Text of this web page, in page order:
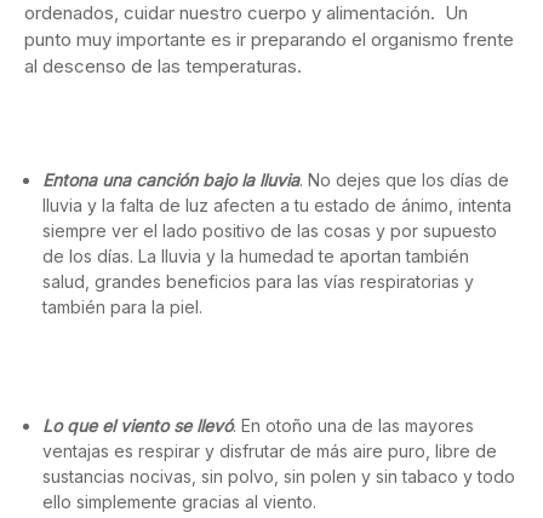
ordenados, cuidar nuestro cuerpo y alimentación. Un
punto muy importante es ir preparando el organismo frente
al descenso de las temperaturas.
Entona una canción bajo la lluvia. No dejes que los días de
lluvia y la falta de luz afecten a tu estado de ánimo, intenta
siempre ver el lado positivo de las cosas y por supuesto
de los días. La lluvia y la humedad te aportan también
salud, grandes beneficios para las vías respiratorias y
también para la piel.
Lo que el viento se llevó. En otoño una de las mayores
ventajas es respirar y disfrutar de más aire puro, libre de
sustancias nocivas, sin polvo, sin polen y sin tabaco y todo
ello simplemente gracias al viento.